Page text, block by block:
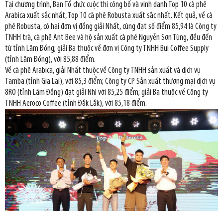
Tại chương trình, Ban Tổ chức cuộc thi công bố và vinh danh Top 10 cà phê
Arabica xuất sắc nhất, Top 10 cà phê Robusta xuất sắc nhất. Kết quả, về cà
phê Robusta, có hai đơn vị đồng giải Nhất, cùng đạt số điểm 85,94 là Công ty
TNHH trà, cà phê Ant Bee và hộ sản xuất cà phê Nguyễn Sơn Tùng, đều đến
từ tỉnh Lâm Đồng; giải Ba thuộc về đơn vị Công ty TNHH Bui Coffee Supply
(tỉnh Lâm Đồng), với 85,88 điểm.
Về cà phê Arabica, giải Nhất thuộc về Công ty TNHH sản xuất và dịch vụ
Tamba (tỉnh Gia Lai), với 85,3 điểm; Công ty CP Sản xuất thương mại dịch vụ
8RO (tỉnh Lâm Đồng) đạt giải Nhì với 85,25 điểm; giải Ba thuộc về Công ty
TNHH Aeroco Coffee (tỉnh Đắk Lắk), với 85,18 điểm.